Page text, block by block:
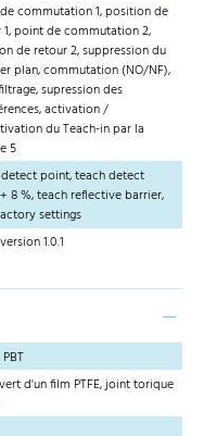
commutation 1, position de
point de commutation 2,
de retour 2, suppression du
plan, commutation (NO/NF),
supression des
activation /
du Teach-in par la
5
point, teach detect
8 %, teach reflective barrier,
settings
1.0.1
d'un film PTFE, joint torique